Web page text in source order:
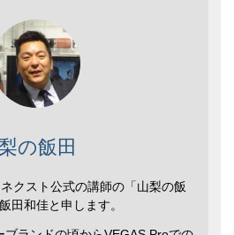
の飯田
クスト公式の講師の「山梨の飯
田和佳と申します。